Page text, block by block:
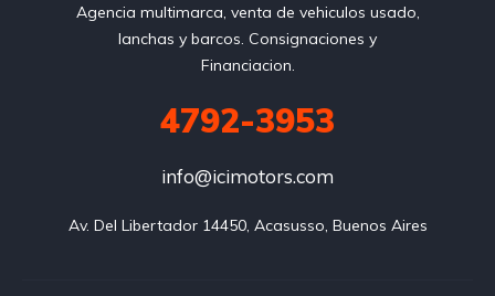
Agencia multimarca, venta de vehiculos usado,
lanchas y barcos. Consignaciones y
Financiacion.
4792-3953
info@icimotors.com
Av. Del Libertador 14450, Acasusso, Buenos Aires